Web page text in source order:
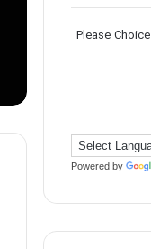
زبان مورد نظر را برای ترجمه انتخاب کنید. Please Choice
Powered by